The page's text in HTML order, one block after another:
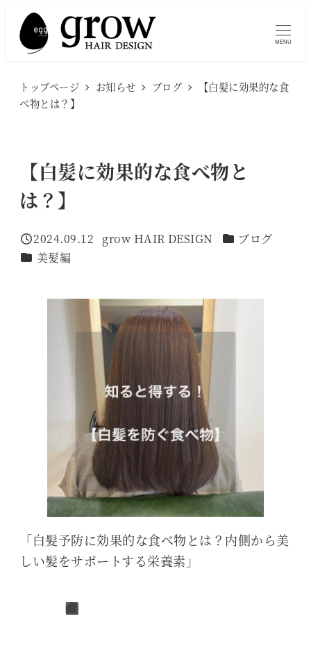
MENU
トップページ お知らせ ブログ
【白髪に効果的な食
べ物とは？】
【白髪に効果的な食べ物と
は？】
投稿日
2024.09.12
著
grow HAIR DESIGN カテゴリー
ブログ
カテゴリー
美髪編
「白髪予防に効果的な食べ物とは？内側から美
しい髪をサポートする栄養素」